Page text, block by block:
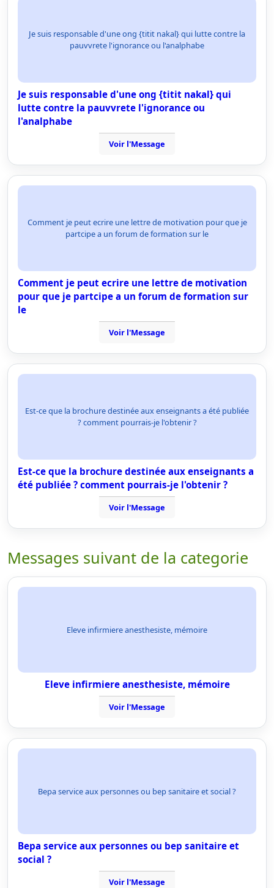
Je suis responsable d'une ong {titit nakal} qui lutte contre la
pauvvrete l'ignorance ou l'analphabe
Je suis responsable d'une ong {titit nakal} qui
lutte contre la pauvvrete l'ignorance ou
l'analphabe
Voir l'Message
Comment je peut ecrire une lettre de motivation pour que je
partcipe a un forum de formation sur le
Comment je peut ecrire une lettre de motivation
pour que je partcipe a un forum de formation sur
le
Voir l'Message
Est-ce que la brochure destinée aux enseignants a été publiée
? comment pourrais-je l'obtenir ?
Est-ce que la brochure destinée aux enseignants a
été publiée ? comment pourrais-je l'obtenir ?
Voir l'Message
Messages suivant de la categorie
Eleve infirmiere anesthesiste, mémoire
Eleve infirmiere anesthesiste, mémoire
Voir l'Message
Bepa service aux personnes ou bep sanitaire et social ?
Bepa service aux personnes ou bep sanitaire et
social ?
Voir l'Message